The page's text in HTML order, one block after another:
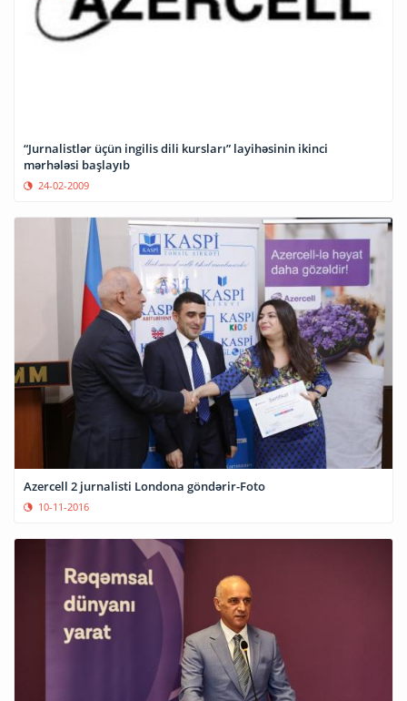
“Jurnalistlər üçün ingilis dili kursları” layihəsinin ikinci
mərhələsi başlayıb
24-02-2009
Azercell 2 jurnalisti Londona göndərir-Foto
10-11-2016